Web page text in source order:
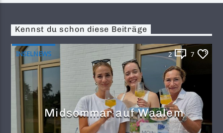
Kennst du schon diese Beiträge
INSELNEWS 2 7
Midsommar auf Waalem